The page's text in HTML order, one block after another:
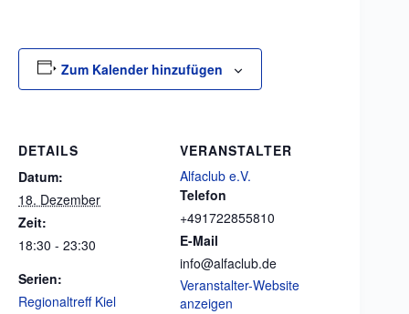
Zum Kalender hinzufügen
DETAILS
Datum:
18. Dezember
Zeit:
18:30 - 23:30
Serien:
Regionaltreff Kiel
VERANSTALTER
Alfaclub e.V.
Telefon
+491722855810
E-Mail
info@alfaclub.de
Veranstalter-Website
anzeigen